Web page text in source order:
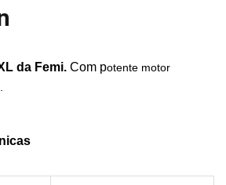
da Femi. Com potente motor